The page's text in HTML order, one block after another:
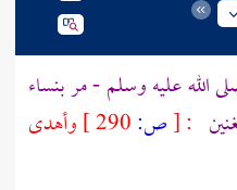
الله عليه وسلم - مر بنساء
:
[ص:
وأهدى